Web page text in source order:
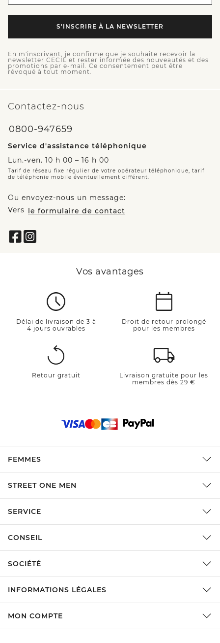
S'INSCRIRE À LA NEWSLETTER
En m'inscrivant, je confirme que je souhaite recevoir la
newsletter CECIL et rester informée des nouveautés et des
promotions par e-mail. Ce consentement peut être
révoqué à tout moment.
Contactez-nous
0800-947659
Service d'assistance téléphonique
Lun.-ven. 10 h 00 – 16 h 00
Tarif de réseau fixe régulier de votre opérateur téléphonique, tarif
de téléphonie mobile éventuellement différent.
Ou envoyez-nous un message:
Vers le formulaire de contact
Vos avantages
Délai de livraison de 3 à
4 jours ouvrables
Droit de retour prolongé
pour les membres
Retour gratuit
Livraison gratuite pour les
membres dès 29 €
FEMMES
STREET ONE MEN
SERVICE
CONSEIL
SOCIÉTÉ
INFORMATIONS LÉGALES
MON COMPTE